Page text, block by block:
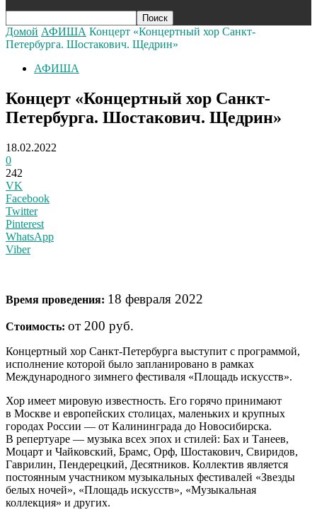
Домой АФИША Концерт «Концертный хор Санкт-
Петербурга. Шостакович. Щедрин»
АФИША
Концерт «Концертный хор Санкт-
Петербурга. Шостакович. Щедрин»
18.02.2022
0
242
VK
Facebook
Twitter
Pinterest
WhatsApp
Viber
Время проведения: 18 февраля 2022
Стоимость: от 200 руб.
Концертный хор Санкт-Петербурга выступит с программой,
исполнение которой было запланировано в рамках
Международного зимнего фестиваля «Площадь искусств».
Хор имеет мировую известность. Его горячо принимают
в Москве и европейских столицах, маленьких и крупных
городах России — от Калининграда до Новосибирска.
В репертуаре — музыка всех эпох и стилей: Бах и Танеев,
Моцарт и Чайковский, Брамс, Орф, Шостакович, Свиридов,
Гаврилин, Пендерецкий, Десятников. Коллектив является
постоянным участником музыкальных фестивалей «Звезды
белых ночей», «Площадь искусств», «Музыкальная
коллекция» и других.